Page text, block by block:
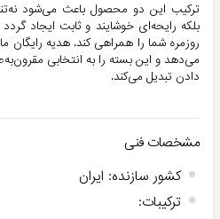
ترکیب این دو محصول باعث می‌شود
بلکه رایحه‌ای خوشایند و ثابت ایجاد
روزمره شما را همراهی کند. هدیه رایگان
می‌دهد و این بسته را به انتخابی
دادن تبدیل می‌کند.
مشخصات فنی
کشور سازنده: ایران
ترکیبات: